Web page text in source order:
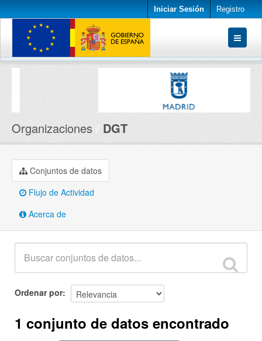
Iniciar Sesión Registro
Conjuntos de datos
Organizaciones DGT
Conjuntos de datos
Flujo de Actividad
Acerca de
Ordenar por
1 conjunto de datos encontrado